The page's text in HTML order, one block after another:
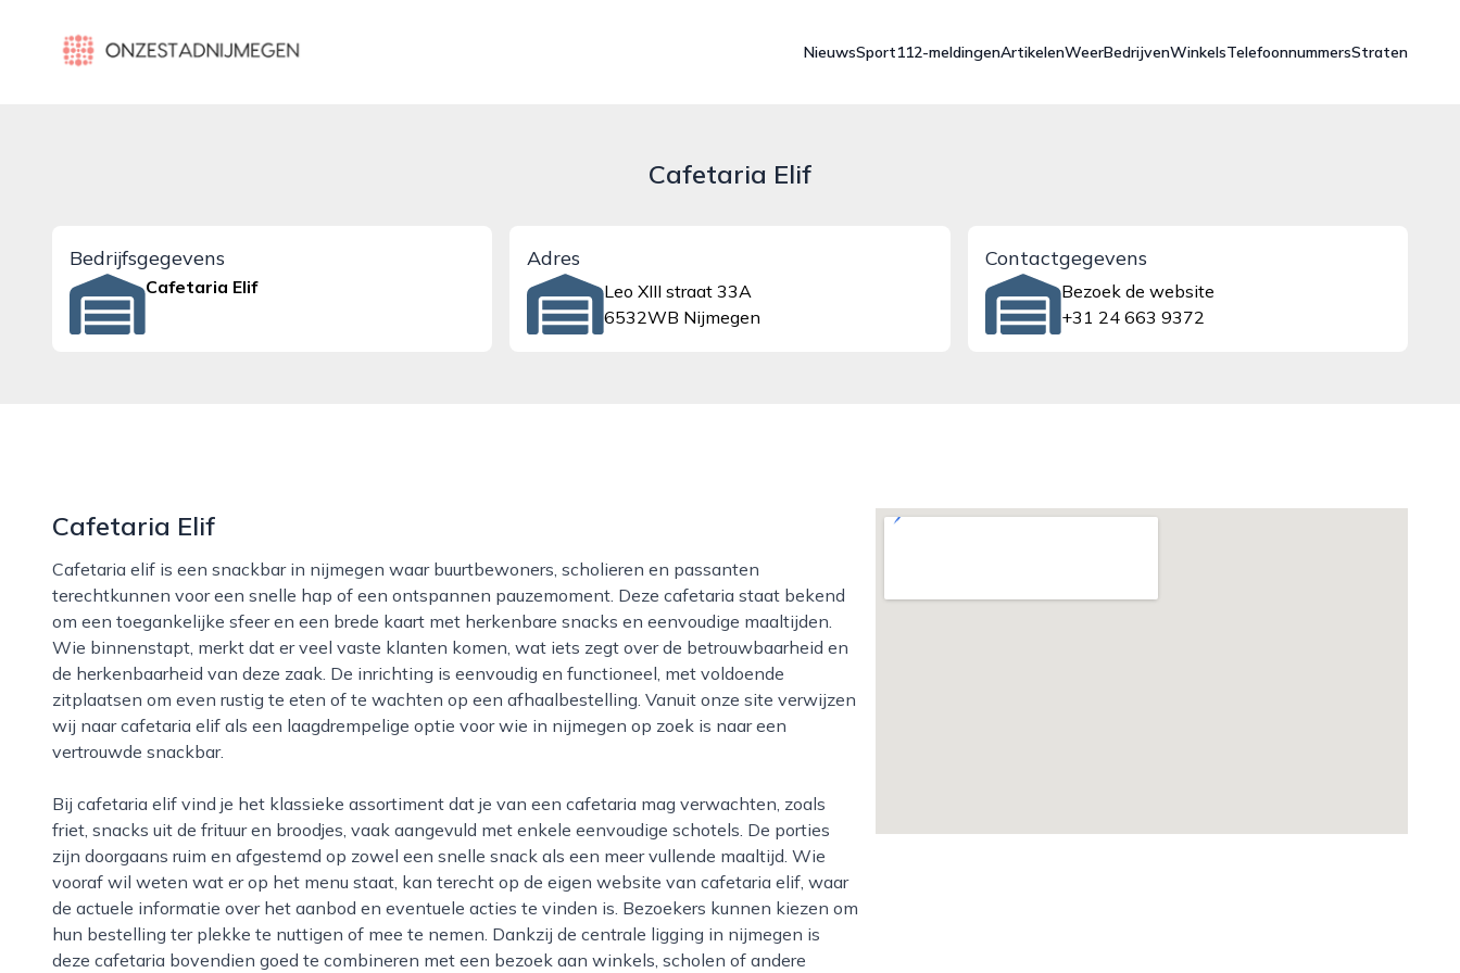
onzestadnijmegen.nl
NieuwsSport112-meldingenArtikelenWeerBedrijvenWinkelsTelefoonnummersStraten
Cafetaria Elif
Bedrijfsgegevens
Cafetaria Elif
Adres
Leo XIII straat 33A
6532WB Nijmegen
Contactgegevens
Bezoek de website
+31 24 663 9372
Cafetaria Elif
Cafetaria elif is een snackbar in nijmegen waar buurtbewoners, scholieren en passanten
terechtkunnen voor een snelle hap of een ontspannen pauzemoment. Deze cafetaria staat bekend
om een toegankelijke sfeer en een brede kaart met herkenbare snacks en eenvoudige maaltijden.
Wie binnenstapt, merkt dat er veel vaste klanten komen, wat iets zegt over de betrouwbaarheid en
de herkenbaarheid van deze zaak. De inrichting is eenvoudig en functioneel, met voldoende
zitplaatsen om even rustig te eten of te wachten op een afhaalbestelling. Vanuit onze site verwijzen
wij naar cafetaria elif als een laagdrempelige optie voor wie in nijmegen op zoek is naar een
vertrouwde snackbar.
Bij cafetaria elif vind je het klassieke assortiment dat je van een cafetaria mag verwachten, zoals
friet, snacks uit de frituur en broodjes, vaak aangevuld met enkele eenvoudige schotels. De porties
zijn doorgaans ruim en afgestemd op zowel een snelle snack als een meer vullende maaltijd. Wie
vooraf wil weten wat er op het menu staat, kan terecht op de eigen website van cafetaria elif, waar
de actuele informatie over het aanbod en eventuele acties te vinden is. Bezoekers kunnen kiezen om
hun bestelling ter plekke te nuttigen of mee te nemen. Dankzij de centrale ligging in nijmegen is
deze cafetaria bovendien goed te combineren met een bezoek aan winkels, scholen of andere